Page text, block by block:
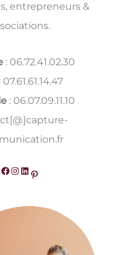
entrepreneurs &
: 06.72.41.02.30
: 07.61.61.14.47
: 06.07.09.11.10
Facebook Instagram LinkedIn Pinterest